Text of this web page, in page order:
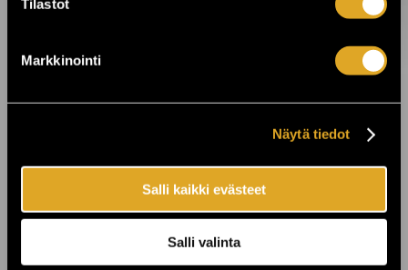
Tilastot
Markkinointi
Näytä tiedot
Salli kaikki evästeet
Salli valinta
23.7.2026 00:01
- koko viikon huippukeikkoja ›
22.7.2026 10:00
Laid Back tuo “Sunshine Reggae” -
tunnelman Finlandia-taloon ›
21.7.2026 10:00